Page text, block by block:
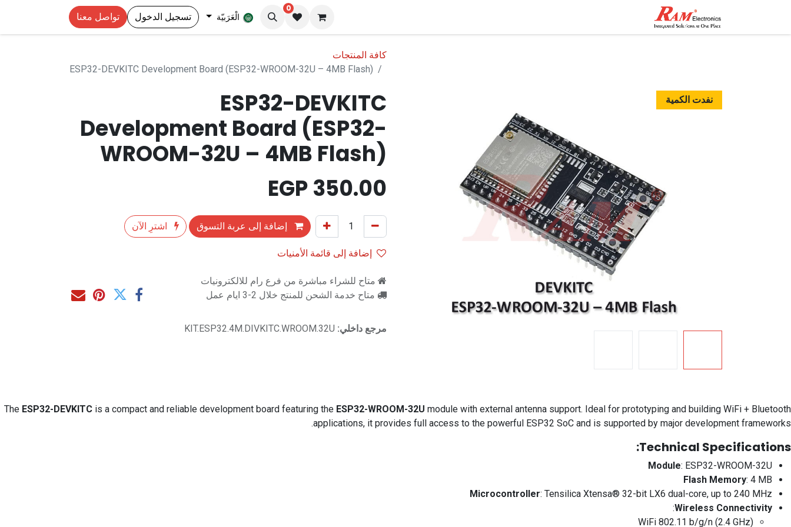
0
الْعَرَبيّة تسجيل الدخول تواصل معنا
كافة المنتجات
ESP32-DEVKITC Development Board (ESP32-WROOM-32U – 4MB Flash)
نفدت الكمية
ESP32-DEVKITC
Development Board (ESP32-
WROOM-32U – 4MB Flash)
350.00
إضافة إلى عربة التسوق
اشترِ الآن
إضافة إلى قائمة الأمنيات
متاح للشراء مباشرة من فرع رام للالكترونيات
متاح خدمة الشحن للمنتج خلال 2-3 ايام عمل
مرجع داخلي: KIT.ESP32.4M.DIVKITC.WROOM.32U
The ESP32-DEVKITC is a compact and reliable development board featuring the ESP32-WROOM-32U module with external antenna support. Ideal for prototyping and building WiFi + Bluetooth
applications, it provides full access to the powerful ESP32 SoC and is supported by major development frameworks.
Technical Specifications:
Module: ESP32-WROOM-32U
Flash Memory: 4 MB
Microcontroller: Tensilica Xtensa® 32-bit LX6 dual-core, up to 240 MHz
Wireless Connectivity
:
WiFi 802.11 b/g/n (2.4 GHz)